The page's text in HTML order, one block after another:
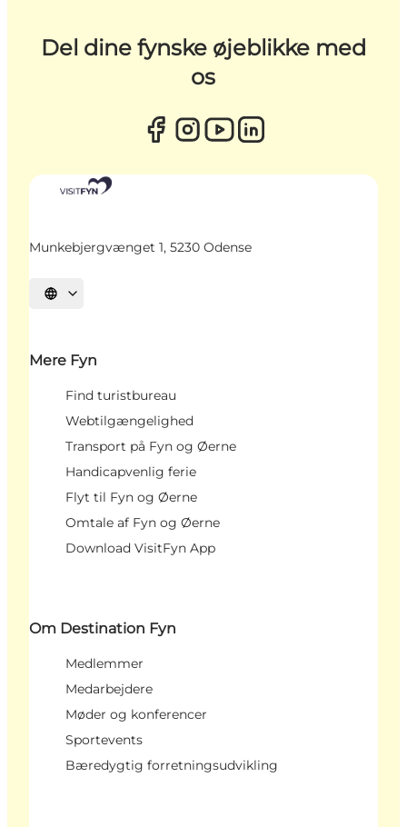
Del dine fynske øjeblikke med
os
Munkebjergvænget 1, 5230 Odense
Vælg sprog
Mere Fyn
Find turistbureau
Webtilgængelighed
Transport på Fyn og Øerne
Handicapvenlig ferie
Flyt til Fyn og Øerne
Omtale af Fyn og Øerne
Download VisitFyn App
Om Destination Fyn
Medlemmer
Medarbejdere
Møder og konferencer
Sportevents
Bæredygtig forretningsudvikling